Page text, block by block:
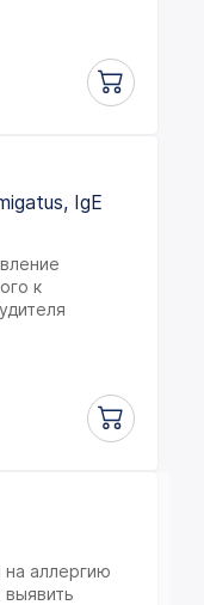
IgE
к
аллергию
выявить